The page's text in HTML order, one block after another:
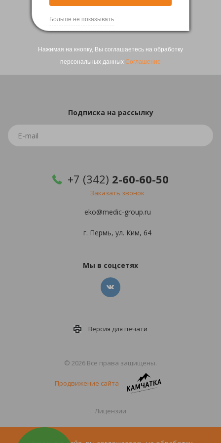
Больше не показывать
Нажимая на кнопку, Вы соглашаетесь на обработку
персональных данных Соглашение
Подписка на рассылку
+7 (342) 2-60-60-50
Заказать звонок
eko@medic-group.ru
г. Пермь, ул. Ким, 64
Мы в соцсетях
Версия для печати
© 2026 Все права защищены.
Продвижение сайта
Лицензии
Политика конфиденциальности